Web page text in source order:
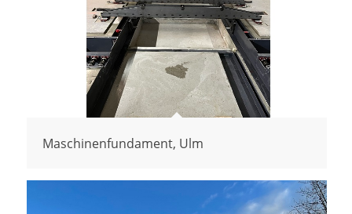
Maschinenfundament, Ulm